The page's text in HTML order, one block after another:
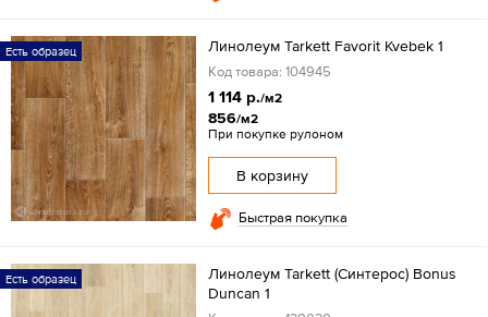
Есть образец Линолеум Tarkett Favorit Kvebek 1
Код товара: 104945
1 114 р./м2
856/м2
При покупке рулоном
В корзину
Быстрая покупка
Есть образец
Линолеум Tarkett (Синтерос) Bonus
Duncan 1